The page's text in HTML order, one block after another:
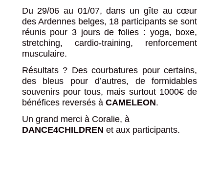
Du 29/06 au 01/07, dans un gîte au cœur
des Ardennes belges, 18 participants se sont
réunis pour 3 jours de folies : yoga, boxe,
stretching, cardio-training, renforcement
musculaire.
Résultats ? Des courbatures pour certains,
des bleus pour d’autres, de formidables
souvenirs pour tous, mais surtout 1000€ de
bénéfices reversés à CAMELEON.
Un grand merci à Coralie, à
DANCE4CHILDREN et aux participants.